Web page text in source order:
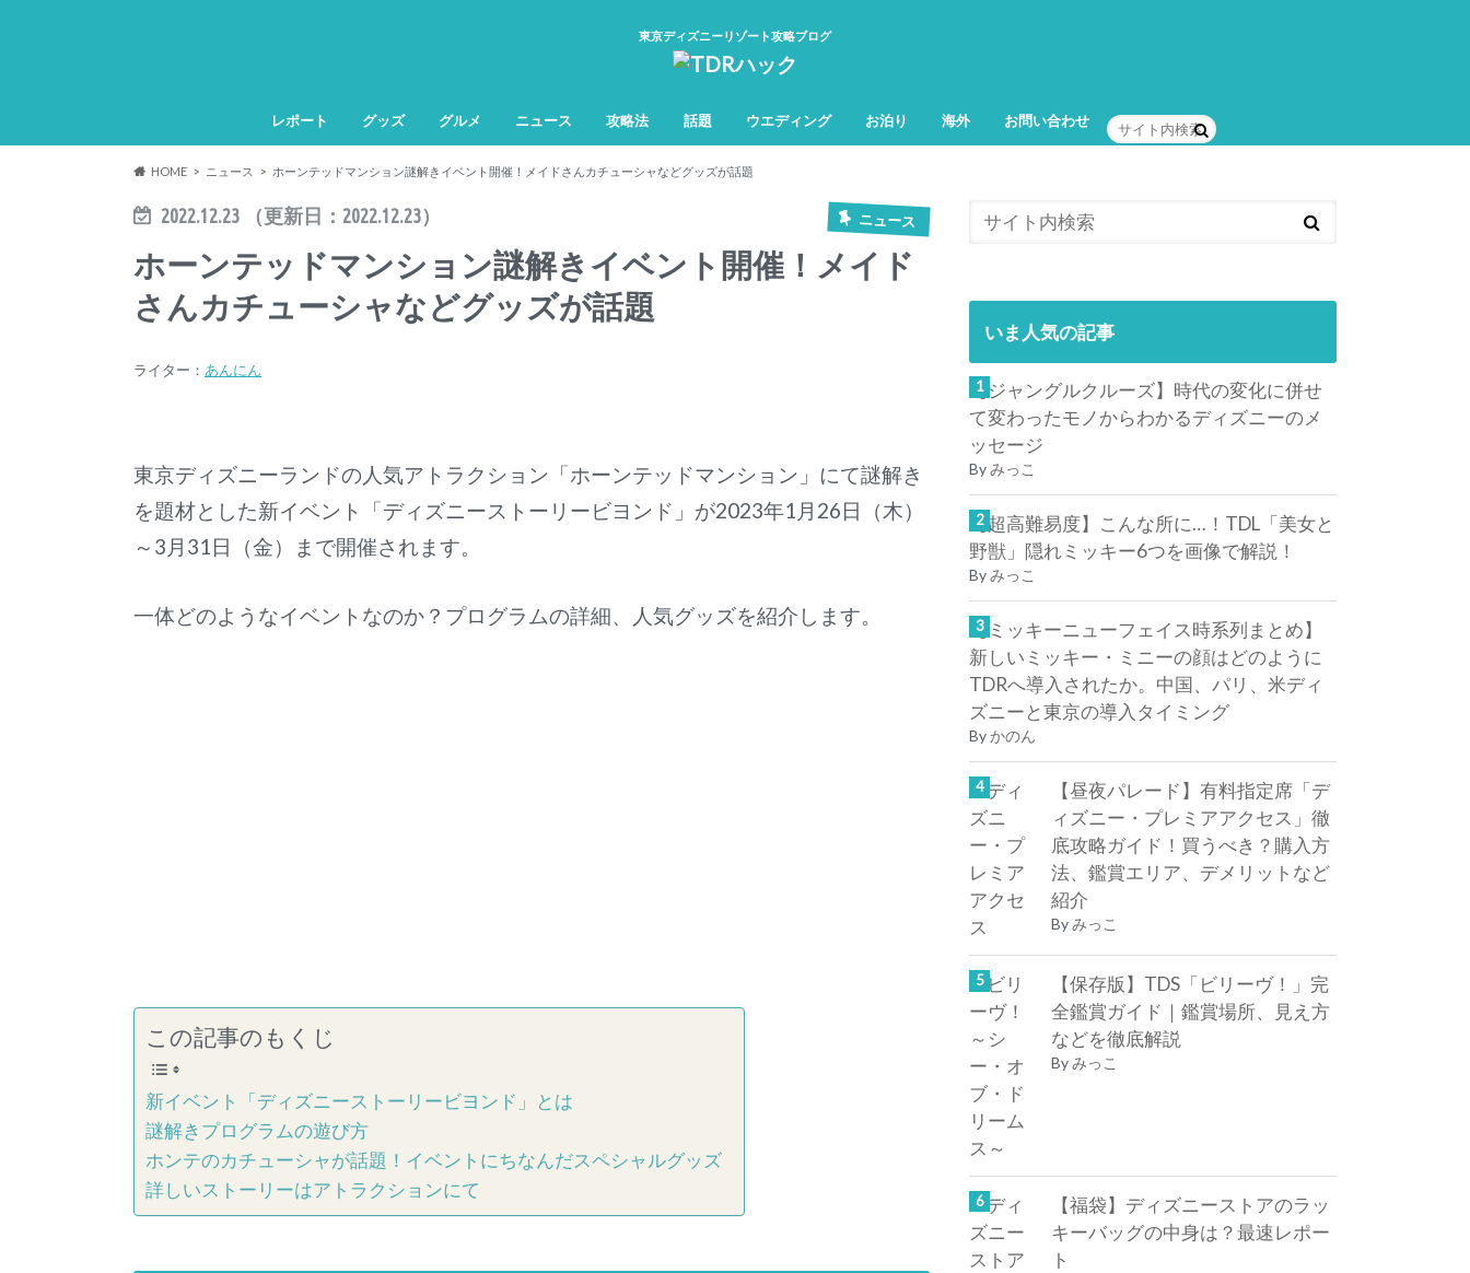
東京ディズニーリゾート攻略ブログ
レポート グッズ グルメ ニュース 攻略法 話題 ウエディング お泊り 海外 お問い合わせ
HOME ニュース ホーンテッドマンション謎解きイベント開催！メイドさんカチューシャなどグッズが話題
2022.12.23（更新日： 2022.12.23） ニュース
ホーンテッドマンション謎解きイベント開催！メイド
さんカチューシャなどグッズが話題
ライター： あんにん
東京ディズニーランドの人気アトラクション「ホーンテッドマンション」にて謎解き
を題材とした新イベント「ディズニーストーリービヨンド」が2023年1月26日（木）
～3月31日（金）まで開催されます。
一体どのようなイベントなのか？プログラムの詳細、人気グッズを紹介します。
この記事のもくじ
新イベント「ディズニーストーリービヨンド」とは
謎解きプログラムの遊び方
ホンテのカチューシャが話題！イベントにちなんだスペシャルグッズ
詳しいストーリーはアトラクションにて
いま人気の記事
【ジャングルクルーズ】時代の変化に併せ
て変わったモノからわかるディズニーのメ
ッセージ
Byみっこ
【超高難易度】こんな所に…！TDL「美女と
野獣」隠れミッキー6つを画像で解説！
Byみっこ
【ミッキーニューフェイス時系列まとめ】
新しいミッキー・ミニーの顔はどのように
TDRへ導入されたか。中国、パリ、米ディ
ズニーと東京の導入タイミング
Byかのん
【昼夜パレード】有料指定席「デ
ィズニー・プレミアアクセス」徹
底攻略ガイド！買うべき？購入方
法、鑑賞エリア、デメリットなど
紹介
Byみっこ
【保存版】TDS「ビリーヴ！」完
全鑑賞ガイド｜鑑賞場所、見え方
などを徹底解説
Byみっこ
【福袋】ディズニーストアのラッ
キーバッグの中身は？最速レポー
ト